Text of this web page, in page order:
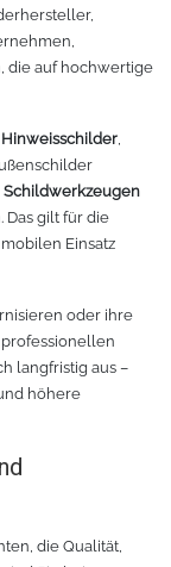
die auf hochwertige
Hinweisschilder,
Schildwerkzeugen
Das gilt für die
Einsatz
oder ihre
langfristig aus –
höhere
die Qualität,